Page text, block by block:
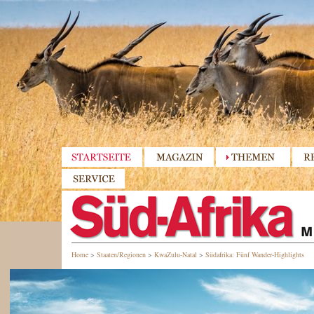
Home > Staaten/Regionen > KwaZulu-Natal > Südafrika: Fünf Wander-Highlights